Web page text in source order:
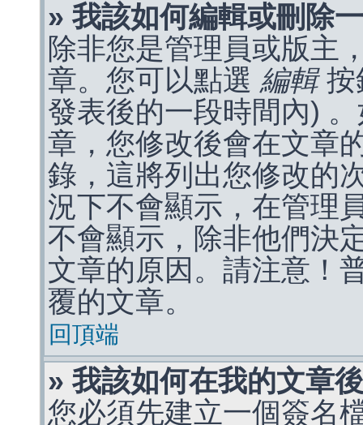
» 我該如何編輯或刪除
除非您是管理員或版主
章。您可以點選 編輯按
發表後的一段時間內)
章，您修改後會在文章
錄，這將列出您修改的
況下不會顯示，在管理
不會顯示，除非他們決
文章的原因。請注意！
覆的文章。
回頂端
» 我該如何在我的文章
您必須先建立一個簽名